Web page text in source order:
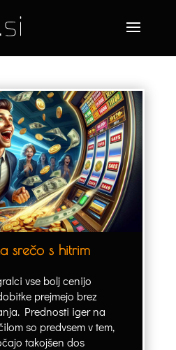
srečo s hitrim
vse bolj cenijo
prejmejo brez
Prednosti iger na
so predvsem v tem,
takojšen dos